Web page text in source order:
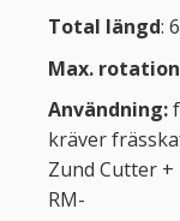
Total längd:
Max.
Användning:
kräver
Zund Cutter +
RM-